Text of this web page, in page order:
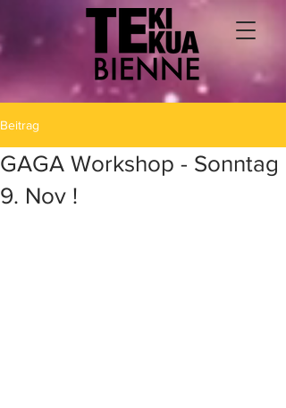
Beitrag
GAGA Workshop - Sonntag
9. Nov !